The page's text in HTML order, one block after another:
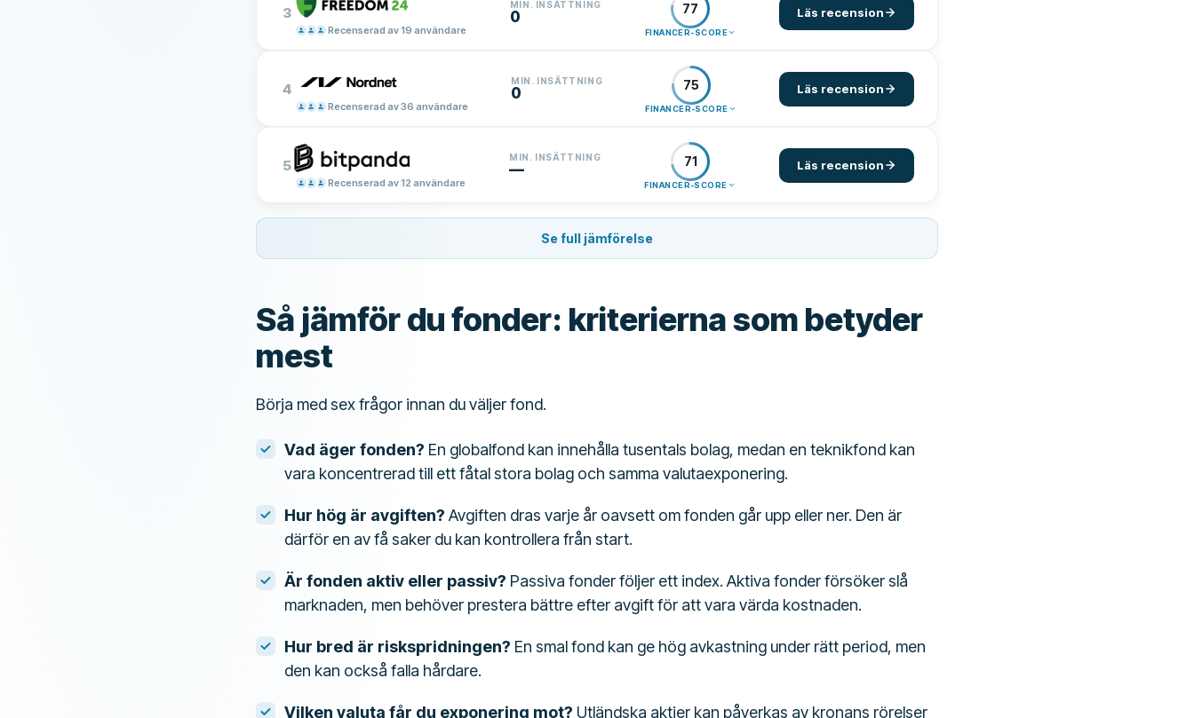
3
Recenserad av 19 användare
MIN. INSÄTTNING
0 77
FINANCER-SCORE
Läs recension
4
Recenserad av 36 användare
MIN. INSÄTTNING
0 75
FINANCER-SCORE
Läs recension
5
Recenserad av 12 användare
MIN. INSÄTTNING
— 71
FINANCER-SCORE
Läs recension
Se full jämförelse
Så jämför du fonder: kriterierna som betyder
mest
Börja med sex frågor innan du väljer fond.
Vad äger fonden? En globalfond kan innehålla tusentals bolag, medan en teknikfond kan
vara koncentrerad till ett fåtal stora bolag och samma valutaexponering.
Hur hög är avgiften? Avgiften dras varje år oavsett om fonden går upp eller ner. Den är
därför en av få saker du kan kontrollera från start.
Är fonden aktiv eller passiv? Passiva fonder följer ett index. Aktiva fonder försöker slå
marknaden, men behöver prestera bättre efter avgift för att vara värda kostnaden.
Hur bred är riskspridningen? En smal fond kan ge hög avkastning under rätt period, men
den kan också falla hårdare.
Vilken valuta får du exponering mot? Utländska aktier kan påverkas av kronans rörelser